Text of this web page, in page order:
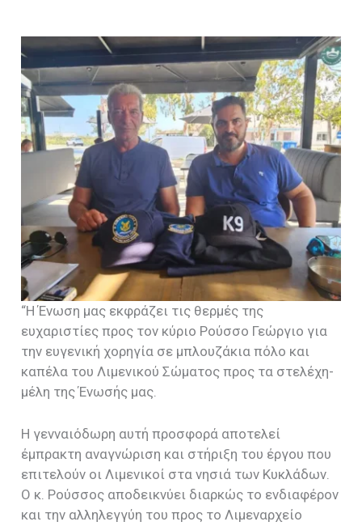
“Η Ένωση μας εκφράζει τις θερμές της
ευχαριστίες προς τον κύριο Ρούσσο Γεώργιο για
την ευγενική χορηγία σε μπλουζάκια πόλο και
καπέλα του Λιμενικού Σώματος προς τα στελέχη-
μέλη της Ένωσής μας.
Η γενναιόδωρη αυτή προσφορά αποτελεί
έμπρακτη αναγνώριση και στήριξη του έργου που
επιτελούν οι Λιμενικοί στα νησιά των Κυκλάδων.
Ο κ. Ρούσσος αποδεικνύει διαρκώς το ενδιαφέρον
και την αλληλεγγύη του προς το Λιμεναρχείο